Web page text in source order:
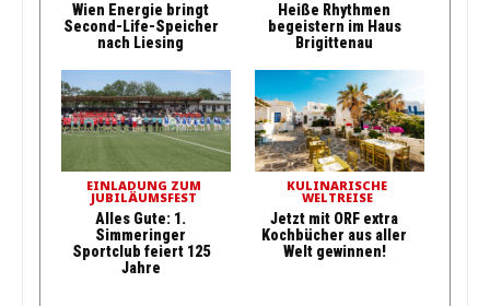
Wien Energie bringt
Second-Life-Speicher
nach Liesing
Heiße Rhythmen
begeistern im Haus
Brigittenau
EINLADUNG ZUM
JUBILÄUMSFEST
Alles Gute: 1.
Simmeringer
Sportclub feiert 125
Jahre
KULINARISCHE
WELTREISE
Jetzt mit ORF extra
Kochbücher aus aller
Welt gewinnen!